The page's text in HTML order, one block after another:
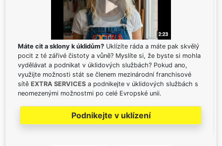
Máte cit a sklony k úklidům? Uklízíte ráda a máte pak skvělý
pocit z té zářivé čistoty a vůně? Myslíte si, že byste si mohla
vydělávat a podnikat v úklidových službách? Pokud ano,
využijte možnosti stát se členem mezinárodní franchisové
sítě EXTRA SERVICES a podnikejte v úklidových službách s
neomezenými možnostmi po celé Evropské unii.
Podnikejte v uklízení